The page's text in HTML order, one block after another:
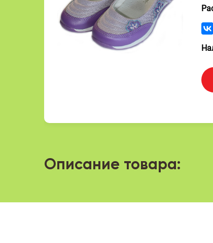
Описание товара: